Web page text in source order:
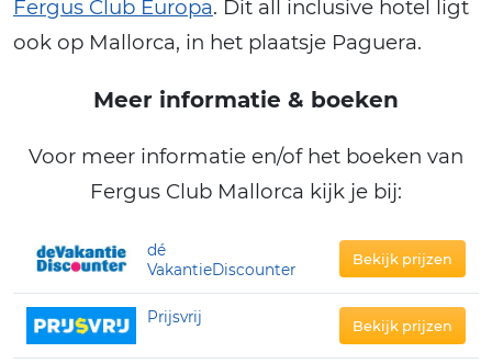
Fergus Club Europa. Dit all inclusive hotel ligt
ook op Mallorca, in het plaatsje Paguera.
Meer informatie & boeken
Voor meer informatie en/of het boeken van
Fergus Club Mallorca kijk je bij:
dé
VakantieDiscounter
Bekijk prijzen
Prijsvrij Bekijk prijzen